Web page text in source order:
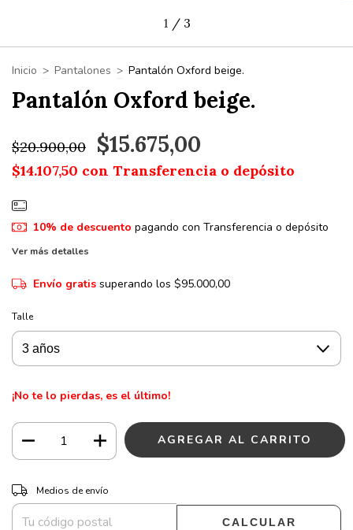
1 / 3
Inicio > Pantalones > Pantalón Oxford beige.
Pantalón Oxford beige.
$20.900,00 $15.675,00
$14.107,50 con Transferencia o depósito
10% de descuento pagando con Transferencia o depósito
Ver más detalles
Envío gratis superando los $95.000,00
Talle
¡No te lo pierdas, es el último!
Entregas para el CP:
Medios de envío
CALCULAR